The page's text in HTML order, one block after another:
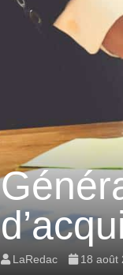
LaRedac 18 août